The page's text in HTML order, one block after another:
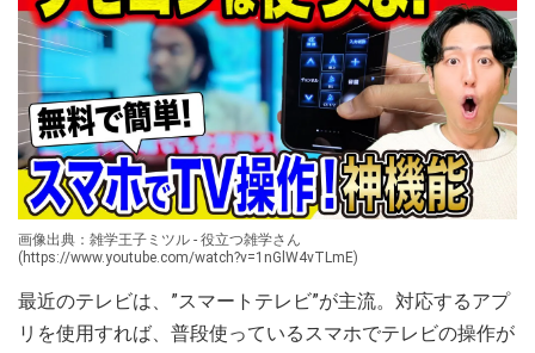
画像出典：雑学王子ミツル - 役立つ雑学さん
(https://www.youtube.com/watch?v=1nGlW4vTLmE)
最近のテレビは、”スマートテレビ”が主流。対応するアプ
リを使用すれば、普段使っているスマホでテレビの操作が